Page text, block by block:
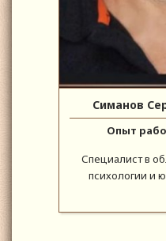
Симанов
Опыт
Специалист в
психологии и